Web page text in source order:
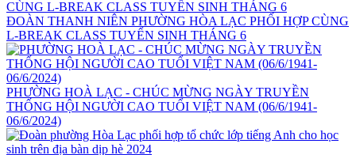
ĐOÀN THANH NIÊN PHƯỜNG HÒA LẠC PHỐI HỢP CÙNG
L-BREAK CLASS TUYỂN SINH THÁNG 6
PHƯỜNG HOÀ LẠC - CHÚC MỪNG NGÀY TRUYỀN
THỐNG HỘI NGƯỜI CAO TUỔI VIỆT NAM (06/6/1941-
06/6/2024)